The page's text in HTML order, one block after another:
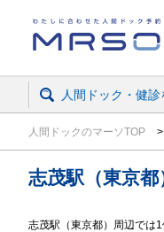
人間ドック・健診
人間ドックのマーソTOP
志茂駅（東京都
志茂駅（東京都）周辺では